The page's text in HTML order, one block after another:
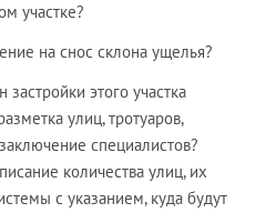
участке?
на снос склона ущелья?
этого участка
улиц, тротуаров,
специалистов?
количества улиц, их
с указанием, куда будут